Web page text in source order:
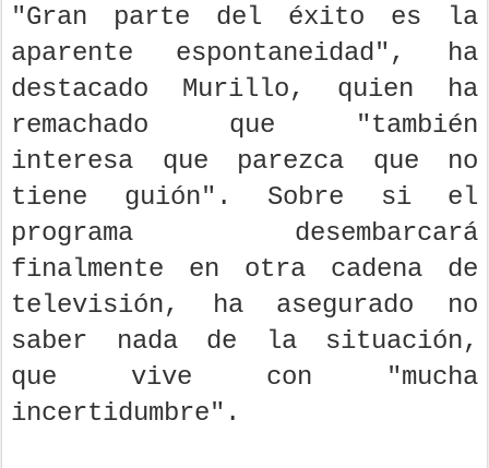
"Gran parte del éxito es la
aparente espontaneidad", ha
destacado Murillo, quien ha
remachado que "también
interesa que parezca que no
tiene guión". Sobre si el
programa desembarcará
finalmente en otra cadena de
televisión, ha asegurado no
saber nada de la situación,
que vive con "mucha
incertidumbre".